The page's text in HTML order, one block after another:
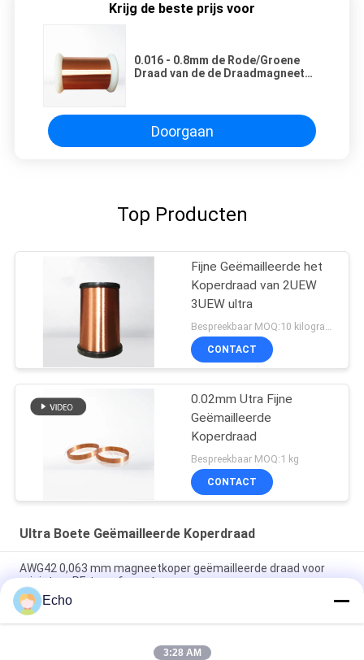
Krijg de beste prijs voor
0.016 - 0.8mm de Rode/Groene
Draad van de de Draadmagneet
Doorgaan
Top Producten
Fijne Geëmailleerde het
Koperdraad van 2UEW
3UEW ultra
Bespreekbaar MOQ:10 kilogram/Kilogram
CONTACT
0.02mm Utra Fijne
Geëmailleerde
Koperdraad
Bespreekbaar MOQ:1 kg
CONTACT
Ultra Boete Geëmailleerde Koperdraad
AWG42 0,063 mm magneetkoper geëmailleerde draad voor
miniatuur RF-transformatoren
Polyurethaan 0,06 mm 155°C/180°C geëmailleerde ronde
koperdraad voor zeer zuiver koper geïsoleerde vaste stof
Echo
3:28 AM